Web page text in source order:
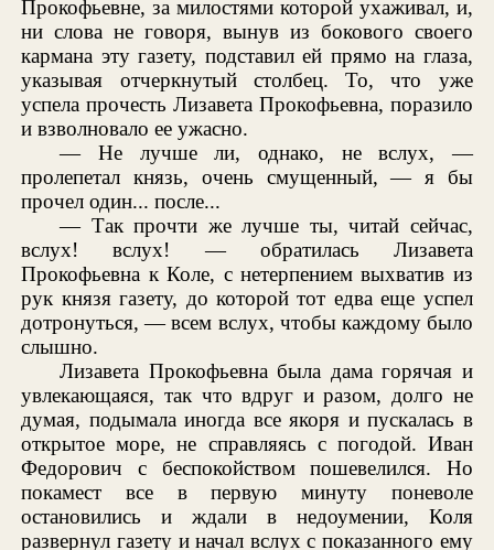
Прокофьевне, за милостями которой ухаживал, и,
ни слова не говоря, вынув из бокового своего
кармана эту газету, подставил ей прямо на глаза,
указывая отчеркнутый столбец. То, что уже
успела прочесть Лизавета Прокофьевна, поразило
и взволновало ее ужасно.
— Не лучше ли, однако, не вслух, —
пролепетал князь, очень смущенный, — я бы
прочел один... после...
— Так прочти же лучше ты, читай сейчас,
вслух! вслух! — обратилась Лизавета
Прокофьевна к Коле, с нетерпением выхватив из
рук князя газету, до которой тот едва еще успел
дотронуться, — всем вслух, чтобы каждому было
слышно.
Лизавета Прокофьевна была дама горячая и
увлекающаяся, так что вдруг и разом, долго не
думая, подымала иногда все якоря и пускалась в
открытое море, не справляясь с погодой. Иван
Федорович с беспокойством пошевелился. Но
покамест все в первую минуту поневоле
остановились и ждали в недоумении, Коля
развернул газету и начал вслух с показанного ему